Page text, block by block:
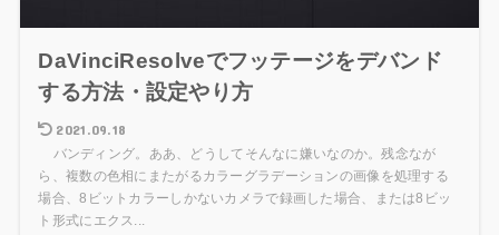
DaVinciResolveでフッテージをデバンド
する方法・設定やり方
2021.09.18
バンディング。ああ、どうしてそんなに嫌いなのか。残念なが
ら、複数の色相にまたがるカラーグラデーションの画像を処理する
場合、8ビットカラーしかないカメラで録画した場合、または8ビッ
ト形式にエクス...